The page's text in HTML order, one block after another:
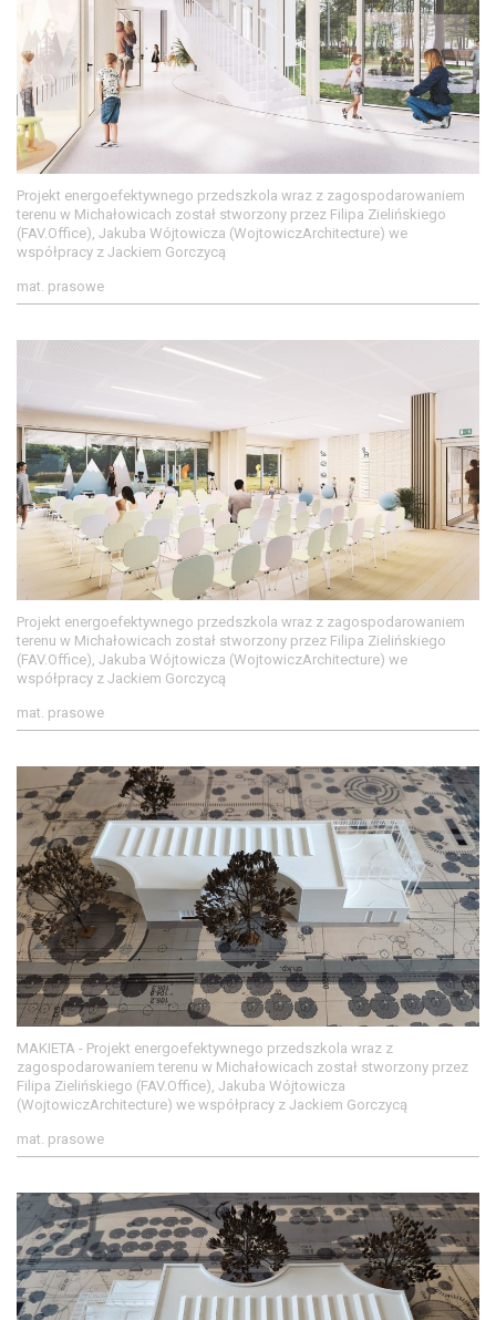
Projekt energoefektywnego przedszkola wraz z zagospodarowaniem
terenu w Michałowicach został stworzony przez Filipa Zielińskiego
(FAV.Office), Jakuba Wójtowicza (WojtowiczArchitecture) we
współpracy z Jackiem Gorczycą
mat. prasowe
Projekt energoefektywnego przedszkola wraz z zagospodarowaniem
terenu w Michałowicach został stworzony przez Filipa Zielińskiego
(FAV.Office), Jakuba Wójtowicza (WojtowiczArchitecture) we
współpracy z Jackiem Gorczycą
mat. prasowe
MAKIETA - Projekt energoefektywnego przedszkola wraz z
zagospodarowaniem terenu w Michałowicach został stworzony przez
Filipa Zielińskiego (FAV.Office), Jakuba Wójtowicza
(WojtowiczArchitecture) we współpracy z Jackiem Gorczycą
mat. prasowe